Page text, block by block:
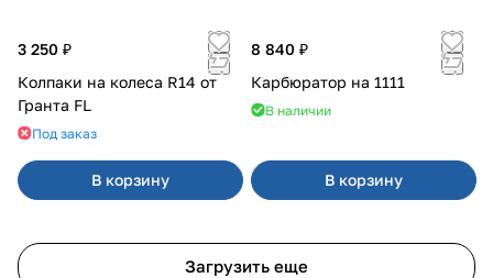
3 250 ₽
Колпаки на колеса R14 от
Гранта FL
Под заказ
В корзину
8 840 ₽
Карбюратор на 1111
В наличии
В корзину
Загрузить еще